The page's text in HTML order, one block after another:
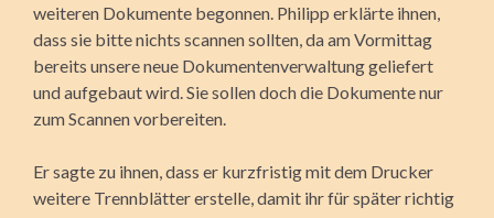
weiteren Dokumente begonnen. Philipp erklärte ihnen,
dass sie bitte nichts scannen sollten, da am Vormittag
bereits unsere neue Dokumentenverwaltung geliefert
und aufgebaut wird. Sie sollen doch die Dokumente nur
zum Scannen vorbereiten.
Er sagte zu ihnen, dass er kurzfristig mit dem Drucker
weitere Trennblätter erstelle, damit ihr für später richtig